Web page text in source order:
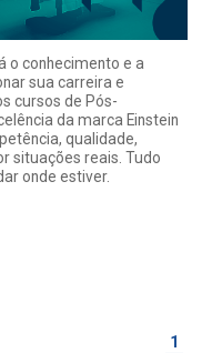
o conhecimento e a
sua carreira e
cursos de Pós-
da marca Einstein
qualidade,
situações reais. Tudo
onde estiver.
1